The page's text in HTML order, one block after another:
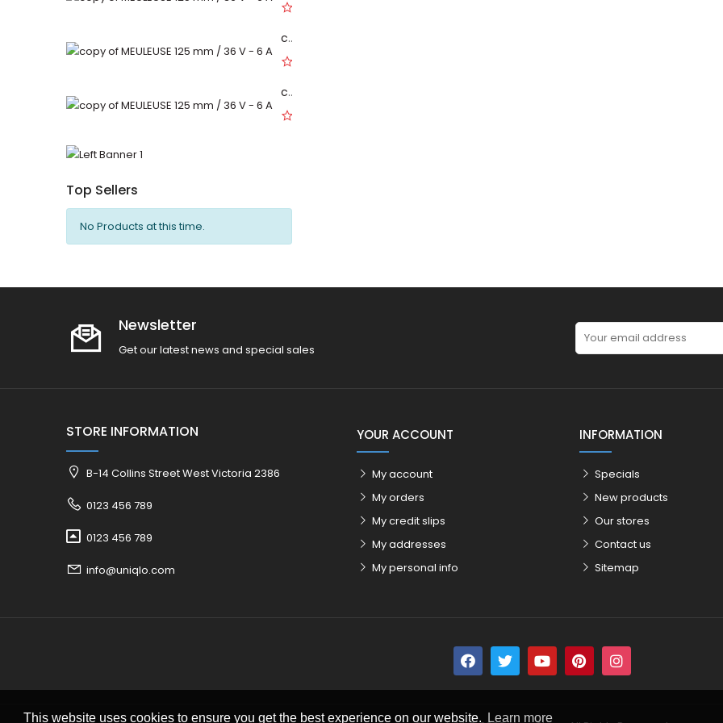
This website uses cookies to ensure you get the best experience on our website. Learn more
copy of MEULEUSE 125 mm / 36 V - 6 A
copy of MEULEUSE 125 mm / 36 V - 6 A
Top Sellers
No Products at this time.
Newsletter
Get our latest news and special sales
STORE INFORMATION
B-14 Collins Street West Victoria 2386
0123 456 789
0123 456 789
info@uniqlo.com
YOUR ACCOUNT
My account
My orders
My credit slips
My addresses
My personal info
INFORMATION
Specials
New products
Our stores
Contact us
Sitemap